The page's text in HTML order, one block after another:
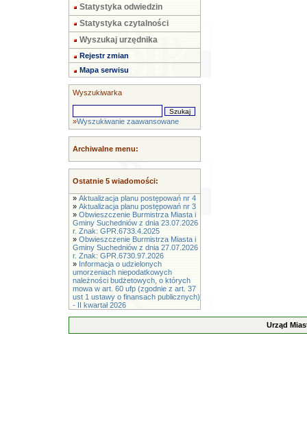
Statystyka odwiedzin
Statystyka czytalności
Wyszukaj urzędnika
Rejestr zmian
Mapa serwisu
Wyszukiwarka
»Wyszukiwanie zaawansowane
Archiwalne menu:
Ostatnie 5 wiadomości:
» Aktualizacja planu postępowań nr 4
» Aktualizacja planu postępowań nr 3
» Obwieszczenie Burmistrza Miasta i
Gminy Suchedniów z dnia 23.07.2026
r. Znak: GPR.6733.4.2025
» Obwieszczenie Burmistrza Miasta i
Gminy Suchedniów z dnia 27.07.2026
r. Znak: GPR.6730.97.2026
» Informacja o udzielonych
umorzeniach niepodatkowych
należności budżetowych, o których
mowa w art. 60 ufp (zgodnie z art. 37
ust 1 ustawy o finansach publicznych)
- II kwartał 2026
Urząd